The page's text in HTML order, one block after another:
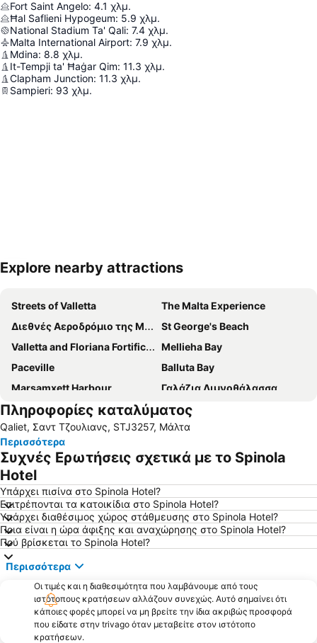
Fort Saint Angelo: 4.1 χλμ.
Ħal Saflieni Hypogeum: 5.9 χλμ.
National Stadium Ta' Qali: 7.4 χλμ.
Malta International Airport: 7.9 χλμ.
Mdina: 8.8 χλμ.
It-Tempji ta' Ħaġar Qim: 11.3 χλμ.
Clapham Junction: 11.3 χλμ.
Sampieri: 93 χλμ.
Ανάπτυξη χάρτη
Explore nearby attractions
Streets of Valletta
The Malta Experience
Διεθνές Αεροδρόμιο της Μάλτας
St George's Beach
Valletta and Floriana Fortifications
Mellieha Bay
Paceville
Balluta Bay
Marsamxett Harbour
Γαλάζια Λιμνοθάλασσα
Grand Harbour Marina
San Anton Palace
Ramla Bay
Πληροφορίες καταλύματος
Qaliet, Σαντ Τζουλιανς, STJ3257, Μάλτα
Περισσότερα
Συχνές Ερωτήσεις σχετικά με το Spinola
Hotel
Υπάρχει πισίνα στο Spinola Hotel?
Επιτρέπονται τα κατοικίδια στο Spinola Hotel?
Υπάρχει διαθέσιμος χώρος στάθμευσης στο Spinola Hotel?
Ποια είναι η ώρα άφιξης και αναχώρησης στο Spinola Hotel?
Πού βρίσκεται το Spinola Hotel?
Περισσότερα
Οι τιμές και η διαθεσιμότητα που λαμβάνουμε από τους
ιστότοπους κρατήσεων αλλάζουν συνεχώς. Αυτό σημαίνει ότι
κάποιες φορές μπορεί να μη βρείτε την ίδια ακριβώς προσφορά
που είδατε στην trivago όταν μεταβείτε στον ιστότοπο
κρατήσεων.